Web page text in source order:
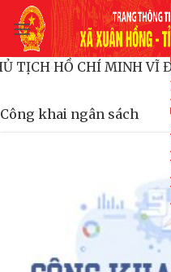
qua
dung
CHỦ TỊCH HỒ CHÍ MINH
Công khai ngân sách